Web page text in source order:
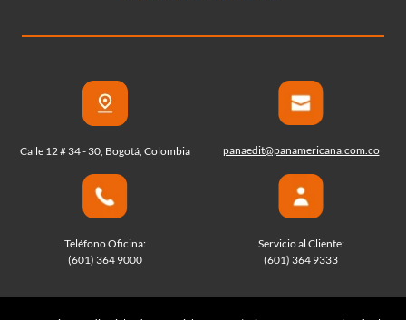
Calle 12 # 34 - 30, Bogotá, Colombia panaedit@panamericana.com.co
Teléfono Oficina:
(601) 364 9000
Servicio al Cliente:
(601) 364 9333